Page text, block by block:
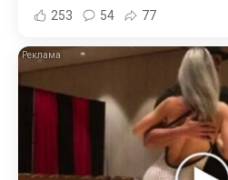
253 54 77